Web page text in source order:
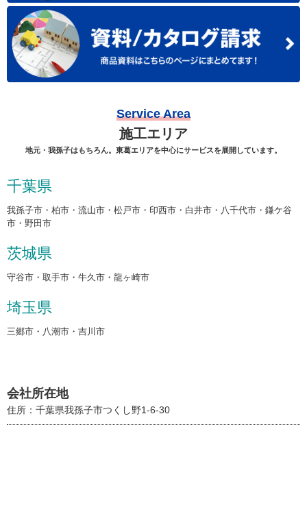
Service Area
施工エリア
地元・我孫子はもちろん。東葛エリアを中心にサービスを展開しています。
千葉県
我孫子市・柏市・流山市・松戸市・印西市・白井市・八千代市・鎌ケ谷
市・野田市
茨城県
守谷市・取手市・牛久市・龍ヶ崎市
埼玉県
三郷市・八潮市・吉川市
会社所在地
住所：千葉県我孫子市つくし野1-6-30